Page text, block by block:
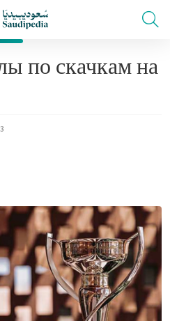
по скачкам на